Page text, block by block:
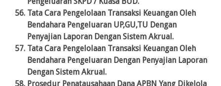
Tata Cara Pengelolaan Transaksi Keuangan Oleh
Bendahara Pengeluaran UP,GU,TU Dengan
Penyajian Laporan Dengan Sistem Akrual.
Tata Cara Pengelolaan Transaksi Keuangan Oleh
Bendahara Pengeluaran Dengan Penyajian Laporan
Dengan Sistem Akrual.
Prosedur Penatausahaan Dana APBN Yang Dikelola